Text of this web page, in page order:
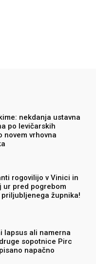
nekdanja ustavna
po levičarskih
novem vrhovna
rogovilijo v Vinici in
ur pred pogrebom
župnika!
lapsus ali namerna
sopotnice Pirc
napačno